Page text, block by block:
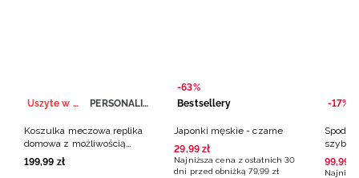
Uszyte w Polsce PERSONALIZACJA
Koszulka meczowa replika
domowa z możliwością
personalizacji męska 4F x
Polska Siatkówka - biała
199,99 zł
-63%
Bestsellery
Japonki męskie - czarne
29,99 zł
Najniższa cena z ostatnich 30
dni przed obniżką 79,99 zł
-17%
czarne
99,99